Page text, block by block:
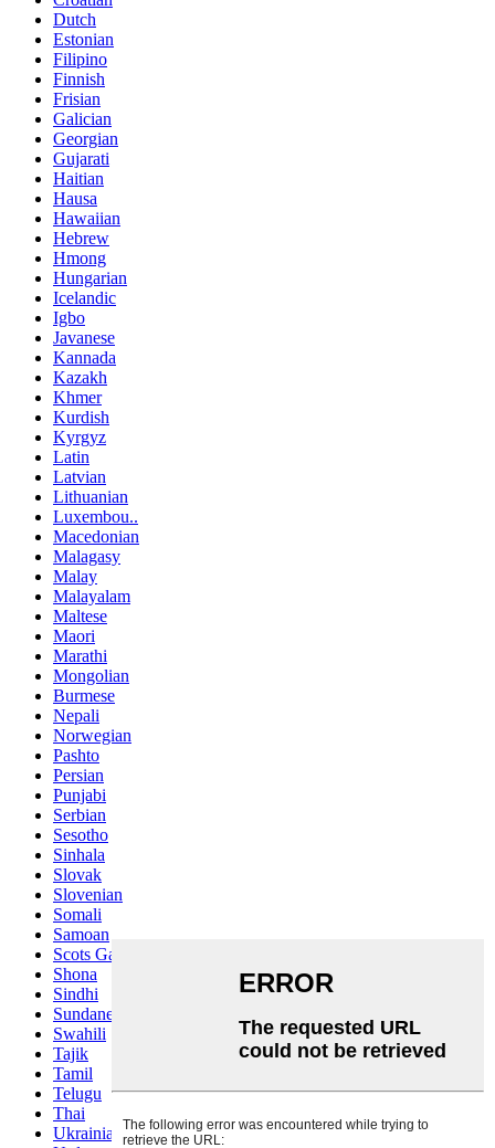
Dutch
Estonian
Filipino
Finnish
Frisian
Galician
Georgian
Gujarati
Haitian
Hausa
Hawaiian
Hebrew
Hmong
Hungarian
Icelandic
Igbo
Javanese
Kannada
Kazakh
Khmer
Kurdish
Kyrgyz
Latin
Latvian
Lithuanian
Luxembou..
Macedonian
Malagasy
Malay
Malayalam
Maltese
Maori
Marathi
Mongolian
Burmese
Nepali
Norwegian
Pashto
Persian
Punjabi
Serbian
Sesotho
Sinhala
Slovak
Slovenian
Somali
Samoan
Scots Gaelic
Shona
Sindhi
Sundanese
Swahili
Tajik
Tamil
Telugu
Thai
Ukrainian